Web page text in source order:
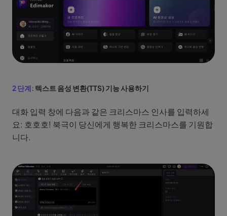
2 단계: 텍스트 음성 변환(TTS) 기능 사용하기
대화 입력 창에 다음과 같은 크리스마스 인사를 입력하세
요: 호호호! 북극이 당신에게 행복한 크리스마스를 기원합
니다.